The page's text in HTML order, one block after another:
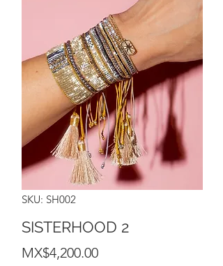
SKU: SH002
SISTERHOOD 2
MX$4,200.00Price